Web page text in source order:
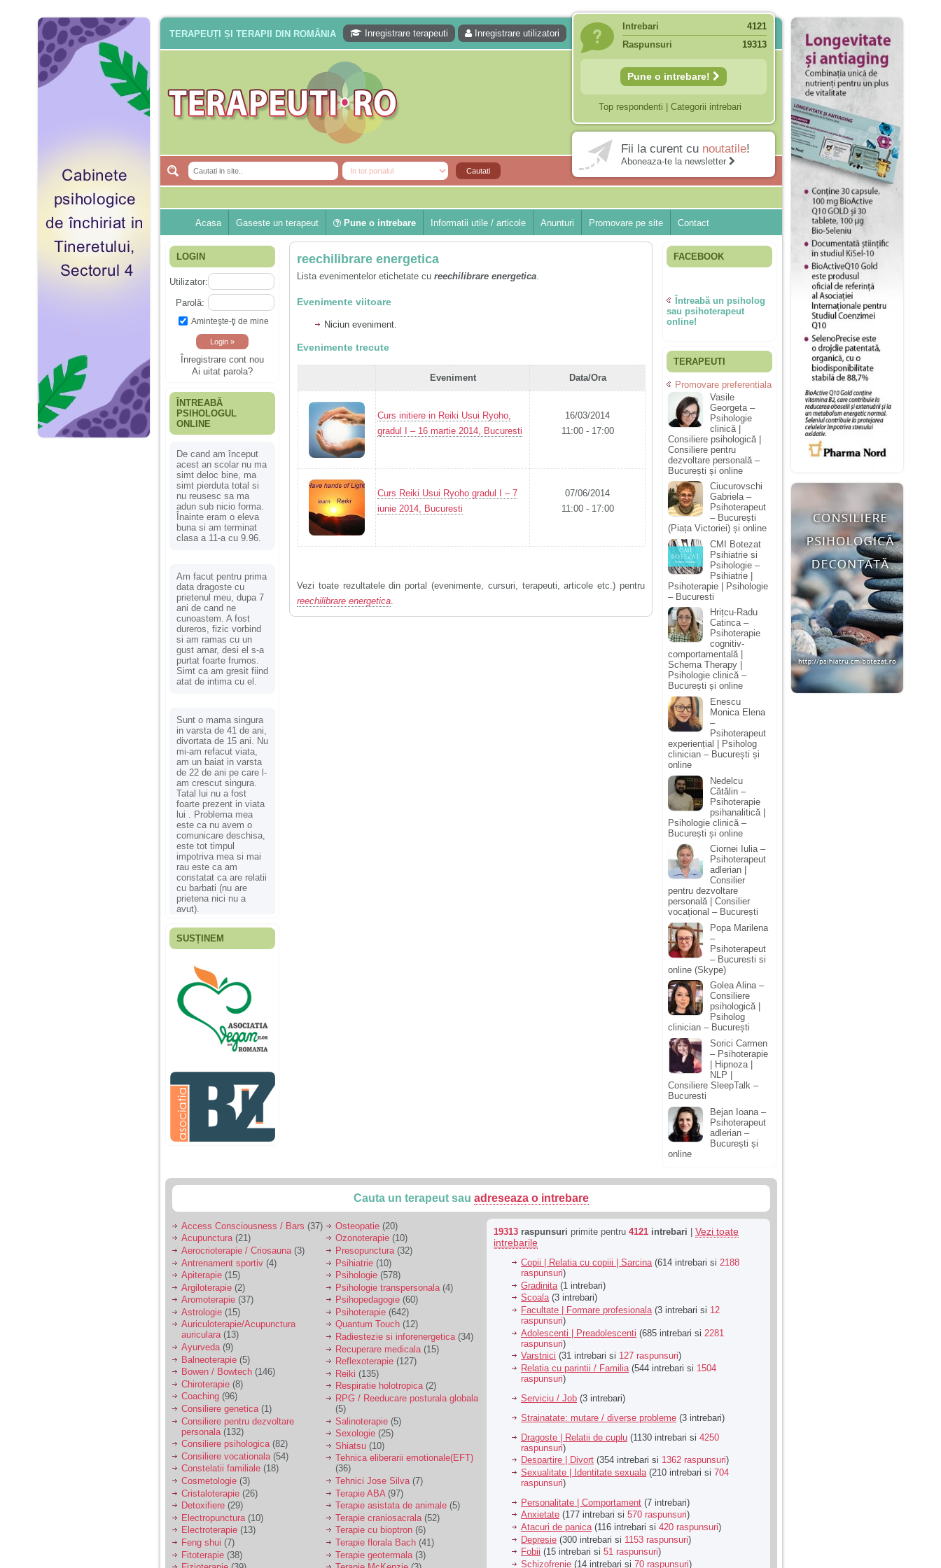
TERAPEUȚI ȘI TERAPII DIN ROMÂNIA Inregistrare terapeuti Inregistrare utilizatori
Intrebari
4121
Raspunsuri
19313
Pune o intrebare!
Top respondenti Categorii intrebari
Fii la curent cu noutatile!
Aboneaza-te la newsletter
Acasa Gaseste un terapeut Pune o intrebare Informatii utile / articole Anunturi Promovare pe site Contact
LOGIN
Utilizator:
Parolă:
Aminteşte-ţi de mine
Înregistrare cont nou
Ai uitat parola?
ÎNTREABĂ
PSIHOLOGUL
ONLINE
De cand am început
acest an scolar nu ma
simt deloc bine, ma
simt pierduta total si
nu reusesc sa ma
adun sub nicio forma.
Înainte eram o eleva
buna si am terminat
clasa a 11-a cu 9.96.
Am facut pentru prima
data dragoste cu
prietenul meu, dupa 7
ani de cand ne
cunoastem. A fost
dureros, fizic vorbind
si am ramas cu un
gust amar, desi el s-a
purtat foarte frumos.
Simt ca am gresit fiind
atat de intima cu el.
Sunt o mama singura
in varsta de 41 de ani,
divortata de 15 ani. Nu
mi-am refacut viata,
am un baiat in varsta
de 22 de ani pe care l-
am crescut singura.
Tatal lui nu a fost
foarte prezent in viata
lui . Problema mea
este ca nu avem o
comunicare deschisa,
este tot timpul
impotriva mea si mai
rau este ca am
constatat ca are relatii
cu barbati (nu are
prietena nici nu a
avut).
Fiica mea s-a nascut
ani, privind in urma
realizez cat de multe
greseli am facut in
educatia si cresterea
ei, am fost o mama
egoista, preocupata
de implinirea
profesionala, cand ea
era mica am neglijat-
agresiva, orice
greseala era taxata cu
o palma sau pedepse.
De 4 ani am o relatie
serioasa cu un barbat
sa se manifeste o
Ma aflu aici pentru ca
vreau sa stiu daca am
nevoie de un psiholog
sau psihiatru.
Sunt casatorita, am
31 de ani si un copil in
varsta de 2 ani care
mi-e lumina ochilor.
De ceva timp simt ca
mi s-a adunat
oboseala, o oboseala
cronica de care nu pot
scapa si simt ca din
cauza ei nu pot
controla nervii si
cateodata are copilul
de suferit.
Am o bariera peste
care nu pot trece:
prietena mea a ramas
insarcinata cu o fata.
Am fost de comun
acord sa facem un
copil, cu gandul ca e
baiat.
SUSȚINEM
reechilibrare energetica
Lista evenimentelor etichetate cu reechilibrare energetica.
Evenimente viitoare
Niciun eveniment.
Evenimente trecute
Eveniment Data/Ora
Curs initiere in Reiki Usui Ryoho,
gradul I – 16 martie 2014, Bucuresti
16/03/2014
11:00 - 17:00
Curs Reiki Usui Ryoho gradul I – 7
iunie 2014, Bucuresti
07/06/2014
11:00 - 17:00
Vezi toate rezultatele din portal (evenimente, cursuri, terapeuti, articole etc.) pentru
reechilibrare energetica.
FACEBOOK
Întreabă un psiholog
sau psihoterapeut
online!
TERAPEUTI
Promovare preferentiala
Vasile
Georgeta –
Psihologie
clinică |
Consiliere psihologică |
Consiliere pentru
dezvoltare personală –
București și online
Ciucurovschi
Gabriela –
Psihoterapeut
– București
(Piața Victoriei) și online
CMI Botezat
Psihiatrie si
Psihologie –
Psihiatrie |
Psihoterapie | Psihologie
– Bucuresti
Hrițcu-Radu
Catinca –
Psihoterapie
cognitiv-
comportamentală |
Schema Therapy |
Psihologie clinică –
București și online
Enescu
Monica Elena
–
Psihoterapeut
experiențial | Psiholog
clinician – București și
online
Nedelcu
Cătălin –
Psihoterapie
psihanalitică |
Psihologie clinică –
București și online
Ciornei Iulia –
Psihoterapeut
adlerian |
Consilier
pentru dezvoltare
personală | Consilier
vocațional – București
Popa Marilena
–
Psihoterapeut
– Bucuresti si
online (Skype)
Golea Alina –
Consiliere
psihologică |
Psiholog
clinician – București
Sorici Carmen
– Psihoterapie
| Hipnoza |
NLP |
Consiliere SleepTalk –
Bucuresti
Bejan Ioana –
Psihoterapeut
adlerian –
București și
online
Cauta un terapeut sau adreseaza o intrebare
Access Consciousness / Bars (37)
Acupunctura(21)
Aerocrioterapie / Criosauna (3)
Antrenament sportiv (4)
Apiterapie (15)
Argiloterapie (2)
Aromoterapie (37)
Astrologie (15)
Auriculoterapie/Acupunctura
auriculara(13)
Ayurveda(9)
Balneoterapie (5)
Bowen / Bowtech (146)
Chiroterapie (8)
Coaching (96)
Consiliere genetica(1)
Consiliere pentru dezvoltare
personala (132)
Consiliere psihologica(82)
Consiliere vocationala (54)
Constelatii familiale (18)
Cosmetologie (3)
Cristaloterapie (26)
Detoxifiere (29)
Electropunctura (10)
Electroterapie (13)
Feng shui (7)
Fitoterapie (38)
Osteopatie (20)
Ozonoterapie (10)
Presopunctura (32)
Psihiatrie (10)
Psihologie (578)
Psihologie transpersonala (4)
Psihopedagogie (60)
Psihoterapie (642)
Quantum Touch (12)
Radiestezie si inforenergetica(34)
Recuperare medicala (15)
Reflexoterapie (127)
Reiki (135)
Respiratie holotropica(2)
RPG / Reeducare posturala globala
(5)
Salinoterapie (5)
Sexologie (25)
Shiatsu (10)
Tehnica eliberarii emotionale(EFT)
(36)
Tehnici Jose Silva(7)
Terapie ABA (97)
Terapie asistata de animale (5)
Terapie craniosacrala (52)
Terapie cu bioptron (6)
Terapie florala Bach (41)
Terapie geotermala (3)
19313 raspunsuri primite pentru 4121 intrebari
Vezi toate
intrebarile
Copii | Relatia cu copiii | Sarcina(614 intrebari si 2188
raspunsuri)
Gradinita (1 intrebari)
Scoala(3 intrebari)
Facultate | Formare profesionala (3 intrebari si 12
raspunsuri)
Adolescenti | Preadolescenti (685 intrebari si 2281
raspunsuri)
Varstnici (31 intrebari si 127 raspunsuri)
Relatia cu parintii / Familia (544 intrebari si 1504
raspunsuri)
Serviciu / Job (3 intrebari)
Strainatate: mutare / diverse probleme (3 intrebari)
Dragoste | Relatii de cuplu (1130 intrebari si 4250
raspunsuri)
Despartire | Divort (354 intrebari si 1362 raspunsuri)
Sexualitate | Identitate sexuala (210 intrebari si 704
raspunsuri)
Personalitate | Comportament (7 intrebari)
Anxietate (177 intrebari si 570 raspunsuri)
Atacuri de panica(116 intrebari si 420 raspunsuri)
Depresie (300 intrebari si 1153 raspunsuri)
Fobii (15 intrebari si 51 raspunsuri)
Schizofrenie (14 intrebari si 70 raspunsuri)